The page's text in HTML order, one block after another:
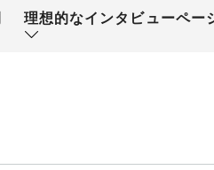
理想的なインタビューペー